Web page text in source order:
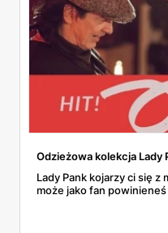
Odzieżowa kolekcja Lady
Lady Pank kojarzy ci się
może jako fan